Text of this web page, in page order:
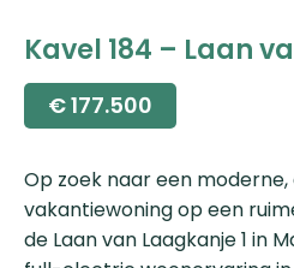
Kavel 184 – Laan
€177.500
Op zoek naar een moderne,
vakantiewoning op een
de Laan van Laagkanje 1 in